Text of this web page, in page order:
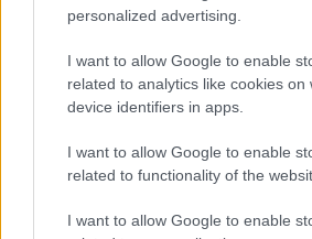
personalized advertising.
I want to allow Google to enable
related to analytics like cookies on
device identifiers in apps.
I want to allow Google to enable
related to functionality of the
I want to allow Google to enable
είναι δύσκολη λόγω της
Δρ. Balajiσυμβουλεύει
που θέλουν να
βρουν μια τοποθεσία μακριά
φωτορύπανσηκαι να
πρέπει να είναι